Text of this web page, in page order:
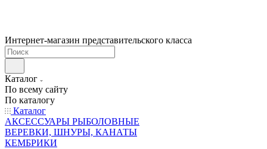
Интернет-магазин представительского класса
Каталог
По всему сайту
По каталогу
Каталог
АКСЕССУАРЫ РЫБОЛОВНЫЕ
ВЕРЕВКИ, ШНУРЫ, КАНАТЫ
КЕМБРИКИ